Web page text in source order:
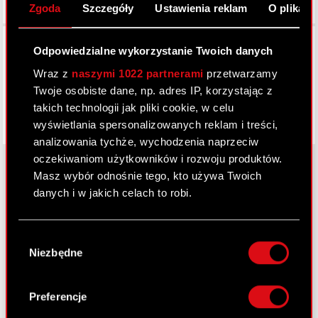
Zgoda Szczegóły Ustawienia reklam O
Odpowiedzialne wykorzystanie Twoich danych
Wraz z naszymi 1022 partnerami przetwarzamy
Twoje osobiste dane, np. adres IP, korzystając z
takich technologii jak pliki cookie, w celu
wyświetlania spersonalizowanych reklam i treści,
analizowania tychże, wychodzenia naprzeciw
oczekiwaniom użytkowników i rozwoju produktów.
Masz wybór odnośnie tego, kto używa Twoich
danych i w jakich celach to robi.
Gromadzić dane dotyczące Twojej
lokalizacji geograficznej z dokładnością nawet
Identyfikować Twoje urządzenie, aktywnie
analizując charakteryzującego je zbiory
zgody
Niezbędne
Preferencje
O CD PROJEKT
Nasz biznes